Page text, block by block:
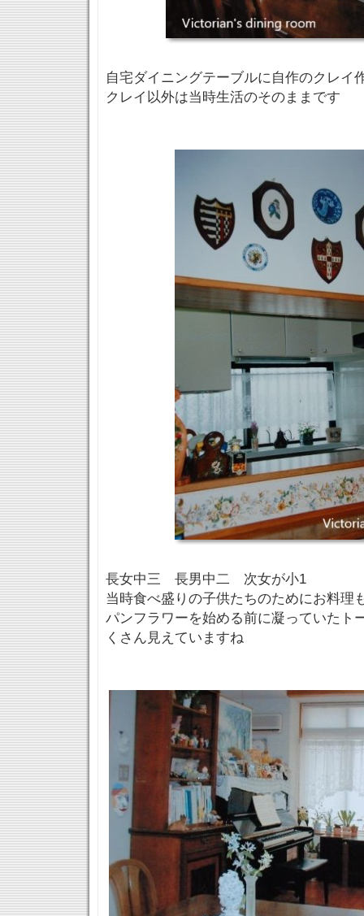
自宅ダイニングテーブルに自作のクレイ
クレイ以外は当時生活のそのままです
長女中三 長男中二 次女が小1
当時食べ盛りの子供たちのためにお料理
パンフラワーを始める前に凝っていたト
くさん見えていますね